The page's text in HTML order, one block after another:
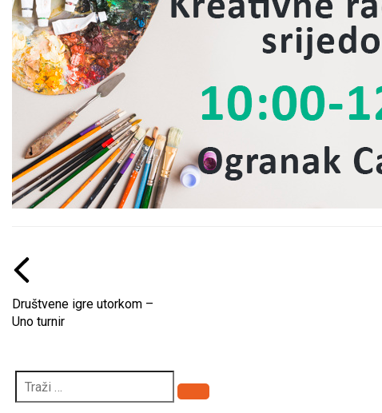
Društvene igre utorkom –
Uno turnir
Pretraži